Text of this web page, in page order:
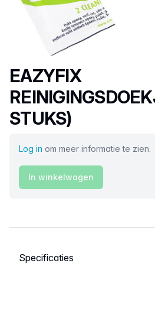
Productnaam
EAZYFIX
STUKS)
Log in om meer informatie te zien.
In winkelwagen
Selecteer een tabblad